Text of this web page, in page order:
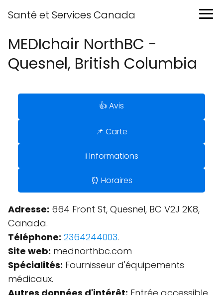
Santé et Services Canada
MEDIchair NorthBC -
Quesnel, British Columbia
👍 Avis
📌 Carte
ℹ️ Informations
⏰ Horaires
Adresse: 664 Front St, Quesnel, BC V2J 2K8,
Canada.
Téléphone: 2364244003.
Site web: mednorthbc.com
Spécialités: Fournisseur d'équipements
médicaux.